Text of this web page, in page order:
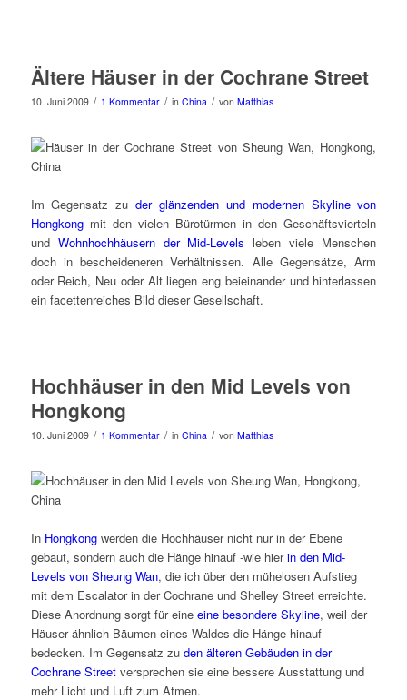
Ältere Häuser in der Cochrane Street
10. Juni 2009 / 1 Kommentar / in China / von Matthias
Im Gegensatz zuder glänzenden und modernen Skyline von
Hongkongmit den vielen Bürotürmen in den Geschäftsvierteln
und Wohnhochhäusern der Mid-Levels leben viele Menschen
doch in bescheideneren Verhältnissen. Alle Gegensätze, Arm
oder Reich, Neu oder Alt liegen eng beieinander und hinterlassen
ein facettenreiches Bild dieser Gesellschaft.
Hochhäuser in den Mid Levels von
Hongkong
10. Juni 2009 / 1 Kommentar / in China / von Matthias
In Hongkongwerden die Hochhäuser nicht nur in der Ebene
gebaut, sondern auch die Hänge hinauf -wie hierin den Mid-
Levels von Sheung Wan, die ich über den mühelosen Aufstieg
mit dem Escalator in der Cochrane und Shelley Street erreichte.
Diese Anordnung sorgt für eine eine besondere Skyline, weil der
Häuser ähnlich Bäumen eines Waldes die Hänge hinauf
bedecken. Im Gegensatz zu den älteren Gebäuden in der
Cochrane Streetversprechen sie eine bessere Ausstattung und
mehr Licht und Luft zum Atmen.